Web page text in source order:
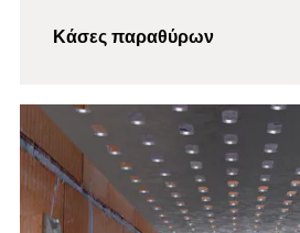
Κάσες παραθύρων